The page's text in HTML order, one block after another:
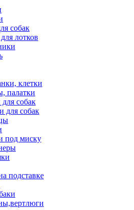
собак
лотков
клетки
палатки
собак
для собак
под миску
подставке